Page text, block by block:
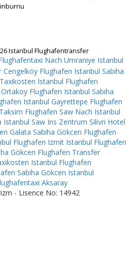
Istanbul Flughafentransfer
Nach Umraniye Istanbul
Cengelköy Flughafen Istanbul Sabiha
Taxikosten Istanbul Flughafen
Flughafen Istanbul Sabiha
Istanbul Gayrettepe Flughafen
Flughafen Saw Nach Istanbul
Istanbul Saw Ins Zentrum Silivri Hotel
Galata Sabiha Gökcen Flughafen
Flughafen Izmit Istanbul Flughafen
Gökcen Flughafen Transfer
Istanbul Flughafen
Sabiha Gökcen Istanbul
Aksaray
- Lisence No: 14942